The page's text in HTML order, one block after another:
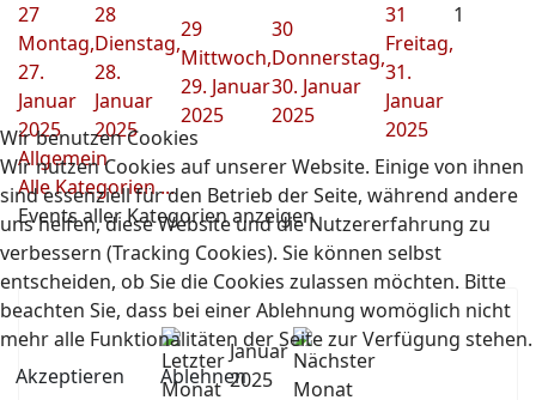
27
Montag,
27.
Januar
2025
28
Dienstag,
28.
Januar
2025
29
Mittwoch,
29. Januar
2025
30
Donnerstag,
30. Januar
2025
31
Freitag,
31.
Januar
2025
1
Allgemein
Alle Kategorien ...
Events aller Kategorien anzeigen
Januar
2025
Wir benutzen Cookies
Wir nutzen Cookies auf unserer Website. Einige von ihnen
sind essenziell für den Betrieb der Seite, während andere
uns helfen, diese Website und die Nutzererfahrung zu
verbessern (Tracking Cookies). Sie können selbst
entscheiden, ob Sie die Cookies zulassen möchten. Bitte
beachten Sie, dass bei einer Ablehnung womöglich nicht
mehr alle Funktionalitäten der Seite zur Verfügung stehen.
Akzeptieren
Ablehnen